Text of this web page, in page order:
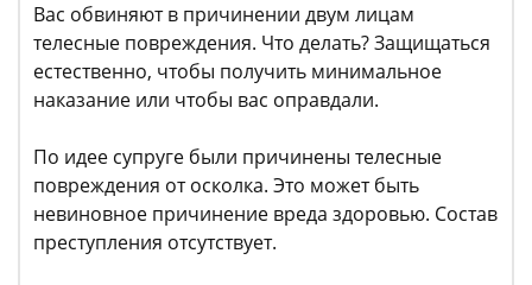
Вас обвиняют в причинении двум лицам
телесные повреждения. Что делать? Защищаться
естественно, чтобы получить минимальное
наказание или чтобы вас оправдали.
По идее супруге были причинены телесные
повреждения от осколка. Это может быть
невиновное причинение вреда здоровью. Состав
преступления отсутствует.